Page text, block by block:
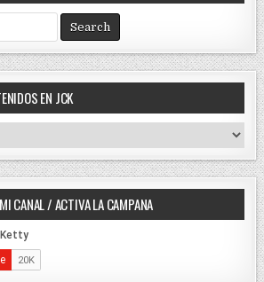
EN JCK
CANAL / ACTIVA LA CAMPANA